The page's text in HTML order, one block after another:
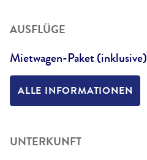
AUSFLÜGE
Mietwagen-Paket (inklusive)
ALLE INFORMATIONEN
UNTERKUNFT